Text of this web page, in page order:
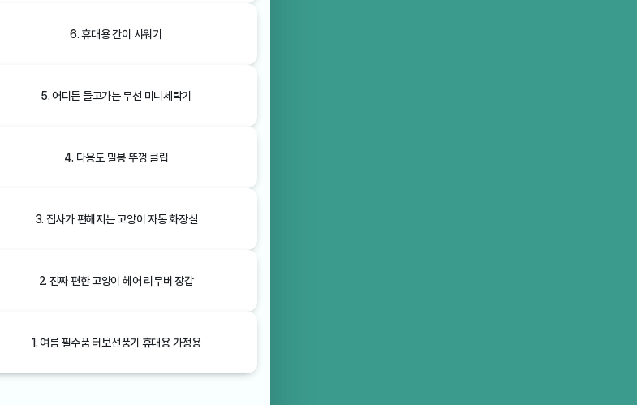
6. 휴대용 간이 샤워기
5. 어디든 들고가는 무선 미니세탁기
4. 다용도 밀봉 뚜껑 클립
3. 집사가 편해지는 고양이 자동 화장실
2. 진짜 편한 고양이 헤어 리무버 장갑
1. 여름 필수품 터보선풍기 휴대용 가정용